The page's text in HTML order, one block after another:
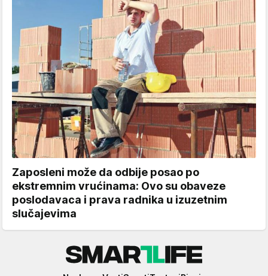
Zaposleni može da odbije posao po
ekstremnim vrućinama: Ovo su obaveze
poslodavaca i prava radnika u izuzetnim
slučajevima